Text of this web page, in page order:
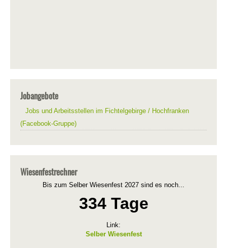
Jobangebote
Jobs und Arbeitsstellen im Fichtelgebirge / Hochfranken
(Facebook-Gruppe)
Wiesenfestrechner
Bis zum Selber Wiesenfest 2027 sind es noch...
334 Tage
Link:
Selber Wiesenfest